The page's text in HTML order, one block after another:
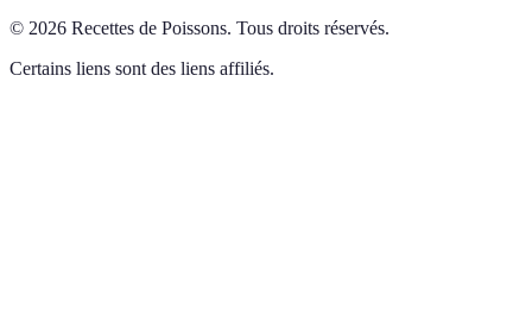
© 2026 Recettes de Poissons. Tous droits réservés.
Certains liens sont des liens affiliés.